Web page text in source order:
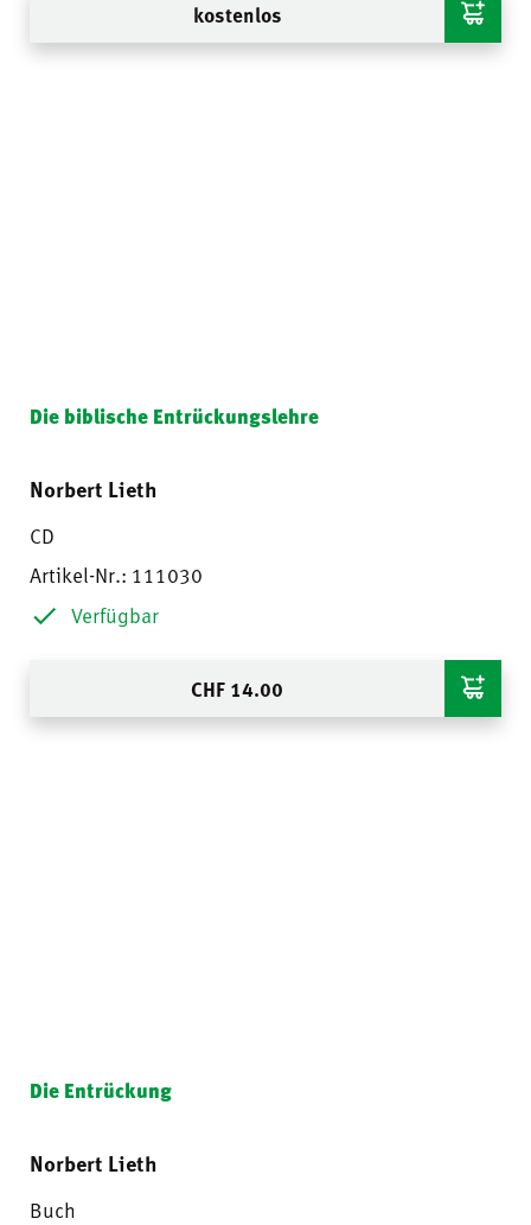
kostenlos
Die biblische Entrückungslehre
Norbert Lieth
CD
Artikel-Nr.: 111030
Verfügbar
CHF 14.00
Die Entrückung
Norbert Lieth
Buch